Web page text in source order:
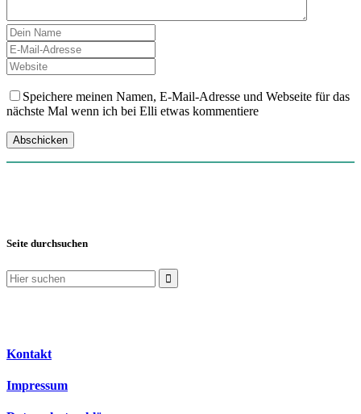
Speichere meinen Namen, E-Mail-Adresse und Webseite für das
nächste Mal wenn ich bei Elli etwas kommentiere
Seite durchsuchen
Suchen
nach:
Kontakt
Impressum